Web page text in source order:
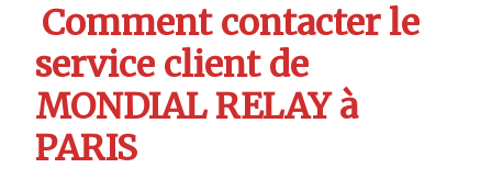
Comment contacter le
service client de
MONDIAL RELAY à
PARIS